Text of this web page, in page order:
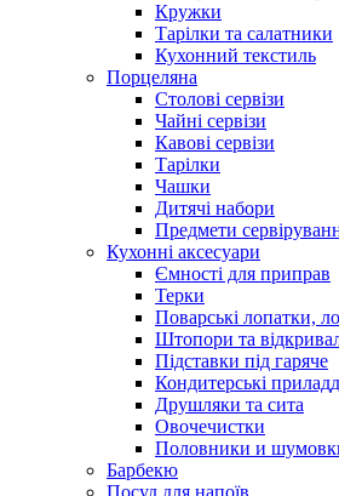
Кружки
Тарілки та салатники
Кухонний текстиль
Порцеляна
Столові сервізи
Чайні сервізи
Кавові сервізи
Тарілки
Чашки
Дитячі набори
Предмети
Кухонні аксесуари
Ємності для приправ
Терки
Поварські лопатки,
Штопори та
Підставки під гаряче
Кондитерські
Друшляки та сита
Овочечистки
Половники и
Барбекю
Посуд для напоїв